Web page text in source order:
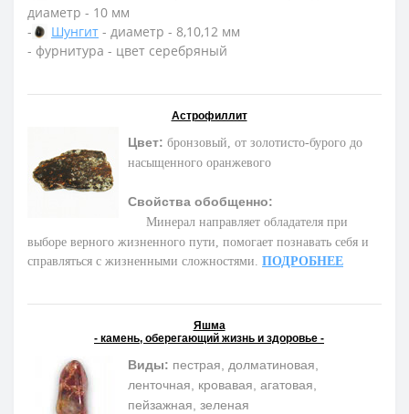
диаметр - 10 мм
-
Шунгит - диаметр - 8,10,12 мм
- фурнитура - цвет серебряный
Астрофиллит
Цвет: бронзовый, от золотисто-бурого до
насыщенного оранжевого
Свойства обобщенно:
Минерал направляет обладателя при
выборе верного жизненного пути, помогает познавать себя и
справляться с жизненными сложностями. ПОДРОБНЕЕ
Яшма
- камень, оберегающий жизнь и здоровье -
Виды: пестрая, долматиновая,
ленточная, кровавая, агатовая,
пейзажная, зеленая